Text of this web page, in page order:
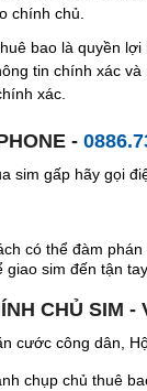
chính chủ.
bao là quyền
tin chính xác
xác.
-
sim gấp hãy gọi
có thể đàm
giao sim đến tận
CHỦ SIM -
cước công dân,
chụp chủ thuê